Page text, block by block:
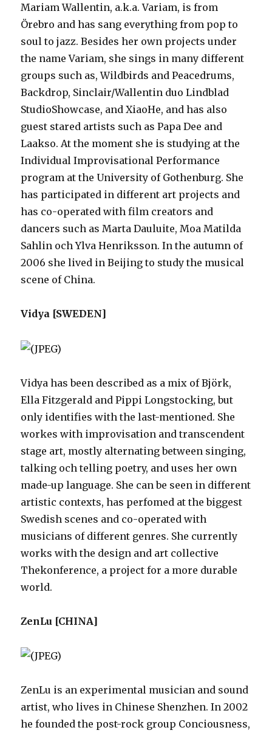
Mariam Wallentin, a.k.a. Variam, is from
Örebro and has sang everything from pop to
soul to jazz. Besides her own projects under
the name Variam, she sings in many different
groups such as, Wildbirds and Peacedrums,
Backdrop, Sinclair/Wallentin duo Lindblad
StudioShowcase, and XiaoHe, and has also
guest stared artists such as Papa Dee and
Laakso. At the moment she is studying at the
Individual Improvisational Performance
program at the University of Gothenburg. She
has participated in different art projects and
has co-operated with film creators and
dancers such as Marta Dauluite, Moa Matilda
Sahlin och Ylva Henriksson. In the autumn of
2006 she lived in Beijing to study the musical
scene of China.
Vidya [SWEDEN]
Vidya has been described as a mix of Björk,
Ella Fitzgerald and Pippi Longstocking, but
only identifies with the last-mentioned. She
workes with improvisation and transcendent
stage art, mostly alternating between singing,
talking och telling poetry, and uses her own
made-up language. She can be seen in different
artistic contexts, has perfomed at the biggest
Swedish scenes and co-operated with
musicians of different genres. She currently
works with the design and art collective
Thekonference, a project for a more durable
world.
ZenLu [CHINA]
ZenLu is an experimental musician and sound
artist, who lives in Chinese Shenzhen. In 2002
he founded the post-rock group Conciousness,